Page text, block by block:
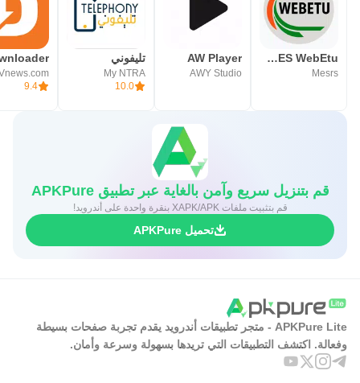
PROGRES WebEtu
Mesrs
AW Player
AWY Studio
تليفوني
My NTRA
10.0
9.4
قم بتنزيل سريع وآمن بالغاية عبر تطبيق APKPure
قم بتثبيت ملفات XAPK/APK بنقرة واحدة على أندرويد!
تحميل APKPure
APKPure Lite - متجر تطبيقات أندرويد يقدم تجربة صفحات بسيطة
وفعالة. اكتشف التطبيقات التي تريدها بسهولة وسرعة وأمان.